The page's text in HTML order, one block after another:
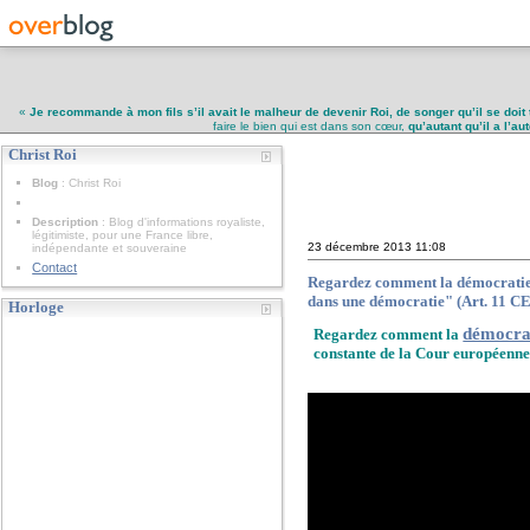
« Je recommande à mon fils s’il avait le malheur de devenir Roi, de songer qu’il se
faire le bien qui est dans son cœur, qu’autant qu’il a
Christ Roi
Blog : Christ Roi
Description : Blog d'informations royaliste,
légitimiste, pour une France libre,
indépendante et souveraine
Contact
Horloge
23 décembre 2013 11:08
Regardez comment la
dans une démocratie" (Art. 11
Regardez comment la
constante de la Cour